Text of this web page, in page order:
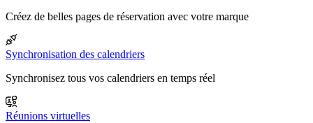
Créez de belles pages de réservation avec votre marque
Synchronisation des calendriers
Synchronisez tous vos calendriers en temps réel
Réunions virtuelles